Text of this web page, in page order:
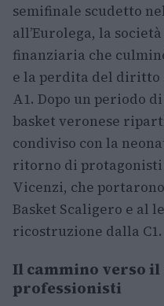
semifinale scudetto
all’Eurolega, la
finanziaria che
e la perdita del diritto
A1. Dopo un periodo
basket veronese
condiviso con la
ritorno di
Vicenzi, che
Basket Scaligero e al
ricostruzione dalla C1.
Il cammino verso
professionisti